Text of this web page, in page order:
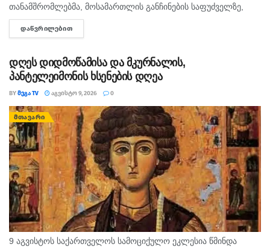
თანამშრომლებმა, მოსამართლის განჩინების საფუძველზე,
ყაჩაღობის ბრალდებით, წარსულში სხვადასხვა
დანაშაულისთვის ნასამართლევი პირი დააკავეს. ინფორმაციას
რომ...
ᲓᲐᲬᲕᲠᲘᲚᲔᲑᲘᲗ
დღეს დიდმოწამისა და მკურნალის,
პანტელეიმონის ხსენების დღეა
BYᲛᲔᲒᲐ TV ᲐᲒᲕᲘᲡᲢᲝ 9, 2026 0
ᲛᲗᲐᲕᲐᲠᲘ
9 აგვისტოს საქართველოს სამოციქულო ეკლესია წმინდა